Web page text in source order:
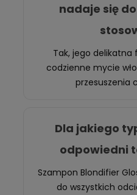
nadaje się
Tak, jego delikatna
codzienne mycie
przesuszenia
Dla jakiego
odpowiedni
Szampon Blondifier
do wszystkich